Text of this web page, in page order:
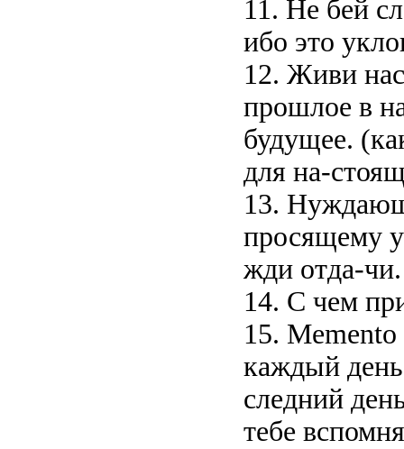
11. Не бей
ибо это
12. Живи
прошлое в
будущее.
для на-
13.
просящему
жди отда-чи.
14. С чем
15.
каждый
следний
тебе